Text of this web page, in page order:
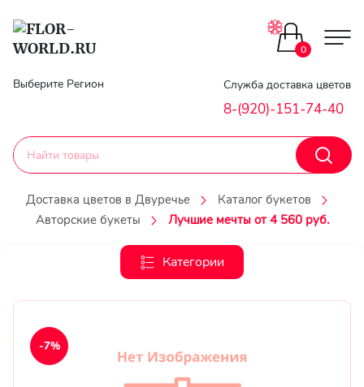
Главная
Гарантии
Доставка
Оплата
Выберите Регион Служба доставка цветов
8-(920)-151-74-40
0
Доставка цветов в Двуречье
Каталог букетов
Авторские букеты
Лучшие мечты от 4 560 руб.
Категории
Цветы поштучно
Букеты до 2500
Каталог букетов
Корзины с цветами
Авторские букеты
Букеты из роз
-7%